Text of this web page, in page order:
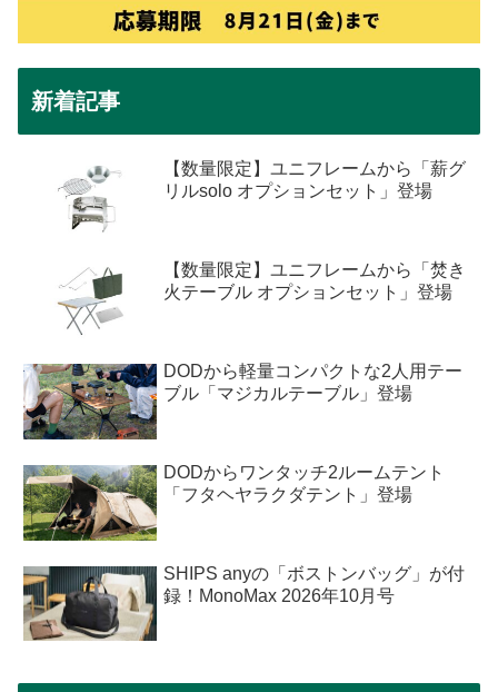
新着記事
【数量限定】ユニフレームから「薪グ
リルsolo オプションセット」登場
【数量限定】ユニフレームから「焚き
火テーブル オプションセット」登場
DODから軽量コンパクトな2人用テー
ブル「マジカルテーブル」登場
DODからワンタッチ2ルームテント
「フタヘヤラクダテント」登場
SHIPS anyの「ボストンバッグ」が付
録！MonoMax 2026年10月号